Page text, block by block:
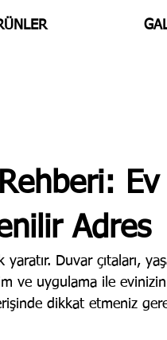
Ev
Adres
Duvar çıtaları,
ve uygulama ile evinizin
dikkat etmeniz